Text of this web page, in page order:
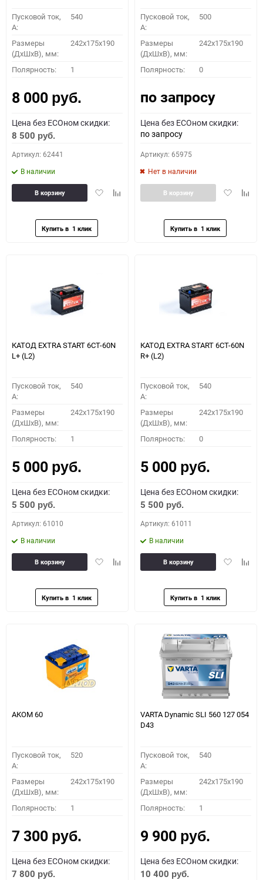
Пусковой ток,
A:
540
Размеры
(ДхШхВ), мм:
242x175x190
Полярность: 1
8 000 руб.
Цена без ECOном скидки:
8 500 руб.
Артикул: 62441
В наличии
ДобавитьДобавить
В корзину
Пусковой ток,
A:
500
Размеры
(ДхШхВ), мм:
242x175x190
Полярность: 0
по запросу
Цена без ECOном скидки:
по запросу
Артикул: 65975
Нет в наличии
Добавить
В корзину
КАТОД EXTRA START 6СТ-60N
L+ (L2)
Пусковой ток,
A:
540
Размеры
(ДхШхВ), мм:
242x175x190
Полярность: 1
5 000 руб.
Цена без ECOном скидки:
5 500 руб.
Артикул: 61010
В наличии
ДобавитьДобавить
В корзину
КАТОД EXTRA START 6СТ-60N
R+ (L2)
Пусковой ток,
A:
540
Размеры
(ДхШхВ), мм:
242x175x190
Полярность: 0
5 000 руб.
Цена без ECOном скидки:
5 500 руб.
Артикул: 61011
В наличии
Добавить
В корзину
АКОМ 60
Пусковой ток,
A:
520
Размеры
(ДхШхВ), мм:
242x175x190
Полярность: 1
7 300 руб.
Цена без ECOном скидки:
7 800 руб.
VARTA Dynamic SLI 560 127 054
D43
Пусковой ток,
A:
540
Размеры
(ДхШхВ), мм:
242x175x190
Полярность: 1
9 900 руб.
Цена без ECOном скидки:
10 400 руб.